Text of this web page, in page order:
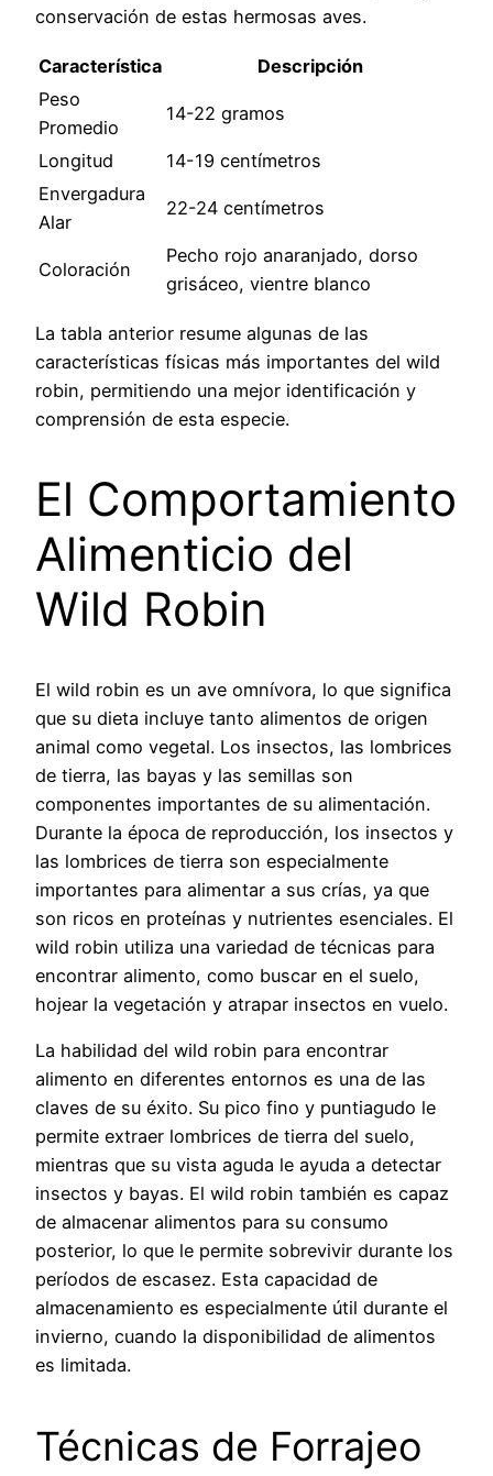
conservación de estas hermosas aves.
Característica
Descripción
Peso
Promedio
14-22 gramos
Longitud
14-19 centímetros
Envergadura
Alar
22-24 centímetros
Coloración
Pecho rojo anaranjado, dorso
grisáceo, vientre blanco
La tabla anterior resume algunas de las
características físicas más importantes del wild
robin, permitiendo una mejor identificación y
comprensión de esta especie.
El Comportamiento
Alimenticio del
Wild Robin
El wild robin es un ave omnívora, lo que significa
que su dieta incluye tanto alimentos de origen
animal como vegetal. Los insectos, las lombrices
de tierra, las bayas y las semillas son
componentes importantes de su alimentación.
Durante la época de reproducción, los insectos y
las lombrices de tierra son especialmente
importantes para alimentar a sus crías, ya que
son ricos en proteínas y nutrientes esenciales. El
wild robin utiliza una variedad de técnicas para
encontrar alimento, como buscar en el suelo,
hojear la vegetación y atrapar insectos en vuelo.
La habilidad del wild robin para encontrar
alimento en diferentes entornos es una de las
claves de su éxito. Su pico fino y puntiagudo le
permite extraer lombrices de tierra del suelo,
mientras que su vista aguda le ayuda a detectar
insectos y bayas. El wild robin también es capaz
de almacenar alimentos para su consumo
posterior, lo que le permite sobrevivir durante los
períodos de escasez. Esta capacidad de
almacenamiento es especialmente útil durante el
invierno, cuando la disponibilidad de alimentos
es limitada.
Técnicas de Forrajeo